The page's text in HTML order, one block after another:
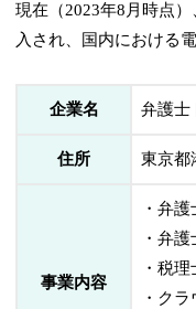
現在（2023年8月時点
入され、国内における
企業名 弁護士
住所 東京都
事業内容
・弁
・弁
・税
・ク